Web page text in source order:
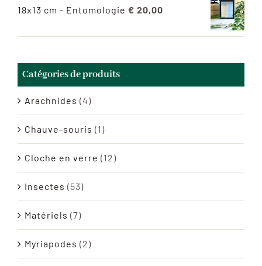
18x13 cm - Entomologie € 20,00
Catégories de produits
Arachnides (4)
Chauve-souris (1)
Cloche en verre (12)
Insectes (53)
Matériels (7)
Myriapodes (2)